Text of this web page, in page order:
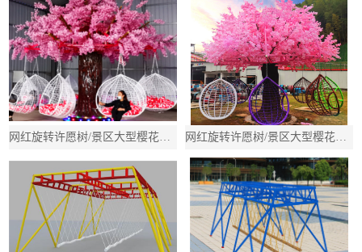
网红旋转许愿树/景区大型樱花树秋千/吊篮多人旋转秋千 网红旋转许愿树/景区大型樱花树秋千/吊篮多人旋转秋千